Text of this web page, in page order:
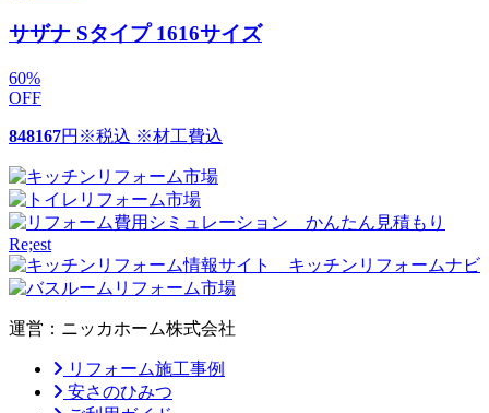
サザナ Sタイプ 1616サイズ
60%
OFF
848167円 ※税込 ※材工費込
運営：ニッカホーム株式会社
リフォーム施工事例
安さのひみつ